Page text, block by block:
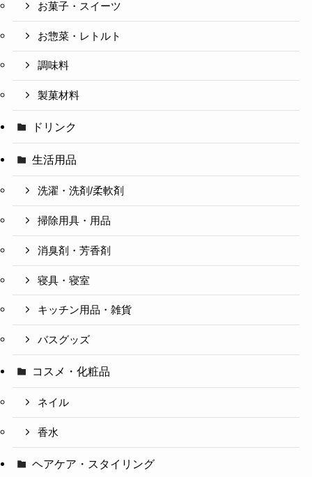
お菓子・スイーツ
お惣菜・レトルト
調味料
製菓材料
ドリンク
生活用品
洗濯・洗剤/柔軟剤
掃除用具・用品
消臭剤・芳香剤
寝具・寝室
キッチン用品・雑貨
バスグッズ
コスメ・化粧品
ネイル
香水
ヘアケア・スタイリング